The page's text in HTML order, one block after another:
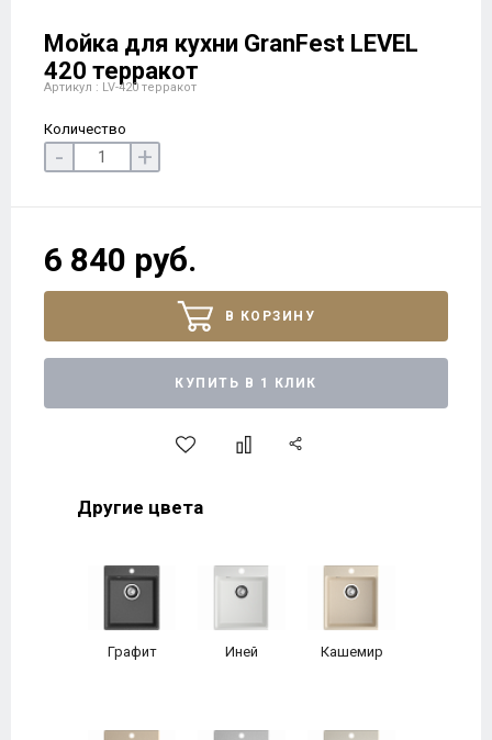
Мойка для кухни GranFest LEVEL
420 терракот
Артикул : LV-420 терракот
Количество
- +
6 840 руб.
В КОРЗИНУ
КУПИТЬ В 1 КЛИК
Другие цвета
Графит Иней Кашемир